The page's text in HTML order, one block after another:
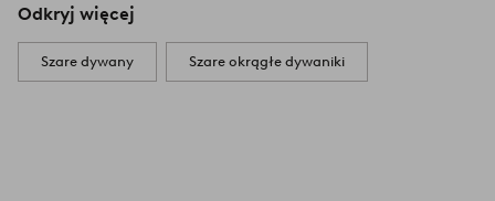
Odkryj więcej
Szare dywany Szare okrągłe dywaniki